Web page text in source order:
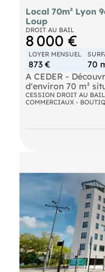
Local 70m² Lyon
Loup
DROIT AU BAIL
8 000 €
LOYER MENSUEL
873 € 70
A CEDER -
d'environ 70 m²
Gorge de Loup à
de façade, ce bien
commerciale y
restauration sans
Profitez de la
Métro Valmy (D)
CESSION DROIT AU
COMMERCIAUX -